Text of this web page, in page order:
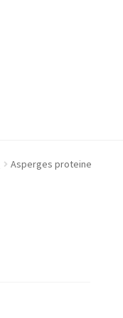
Over ons
Asperges proteine